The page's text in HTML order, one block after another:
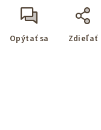
Opýtať sa Zdieľať